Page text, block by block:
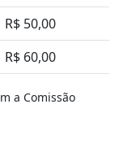
R$ 50,00
R$ 60,00
a Comissão